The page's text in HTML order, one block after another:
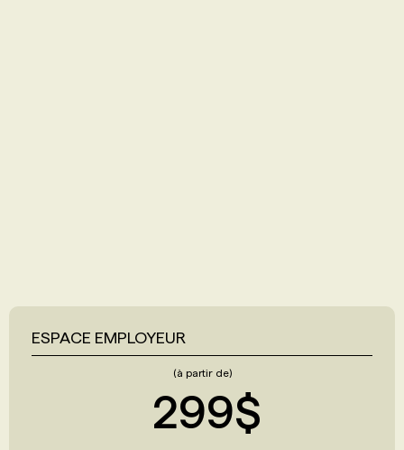
ESPACE EMPLOYEUR
(à partir de)
299$